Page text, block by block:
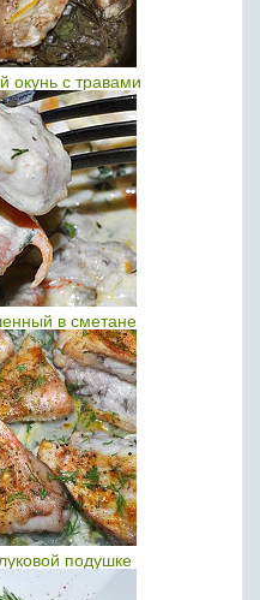
окунь с травами
в сметане
подушке